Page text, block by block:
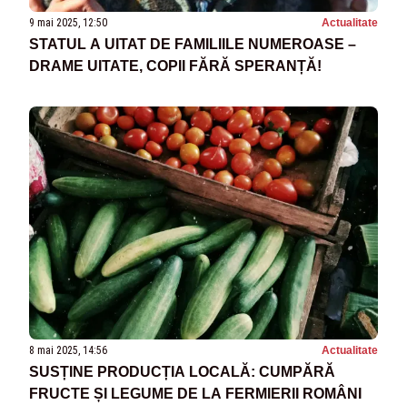
9 mai 2025, 12:50 Actualitate
STATUL A UITAT DE FAMILIILE NUMEROASE –
DRAME UITATE, COPII FĂRĂ SPERANȚĂ!
8 mai 2025, 14:56 Actualitate
SUSȚINE PRODUCȚIA LOCALĂ: CUMPĂRĂ
FRUCTE ȘI LEGUME DE LA FERMIERII ROMÂNI